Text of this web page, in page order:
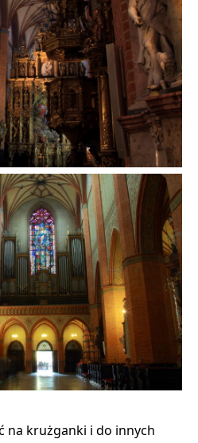
na krużganki i do innych